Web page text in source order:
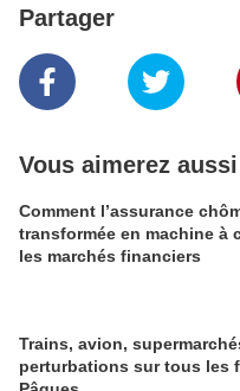
Partager
Vous aimerez aussi
Comment l’assurance
transformée en machine à
les marchés financiers
Trains, avion,
perturbations sur tous les